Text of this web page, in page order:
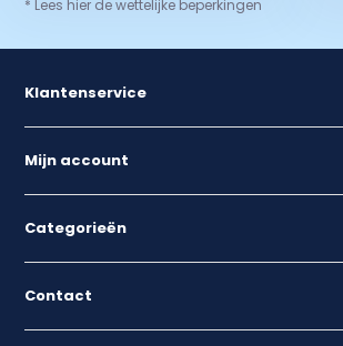
* Lees hier de wettelijke beperkingen
Klantenservice
Mijn account
Categorieën
Contact